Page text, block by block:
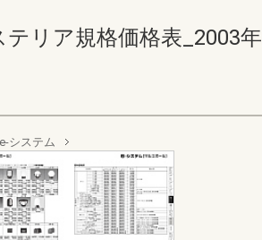
テリア規格価格表_2003
システム